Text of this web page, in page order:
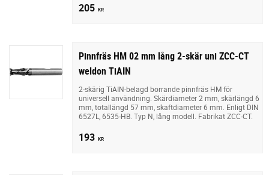
205 KR
Pinnfräs HM 02 mm lång 2-skär uni ZCC-CT
weldon TiAIN
2-skärig TiAIN-belagd borrande pinnfräs HM för
universell användning. Skärdiameter 2 mm, skärlängd 6
mm, totallängd 57 mm, skaftdiameter 6 mm. Enligt DIN
6527L, 6535-HB. Typ N, lång modell. Fabrikat ZCC-CT.
193 KR